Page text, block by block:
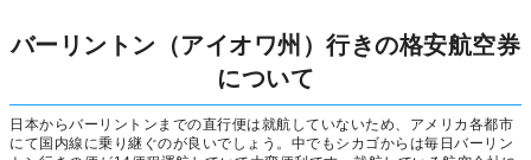
バーリントン（アイオワ州）行きの格安航空券
について
日本からバーリントンまでの直行便は就航していないため、アメリカ各都市
にて国内線に乗り継ぐのが良いでしょう。中でもシカゴからは毎日バーリン